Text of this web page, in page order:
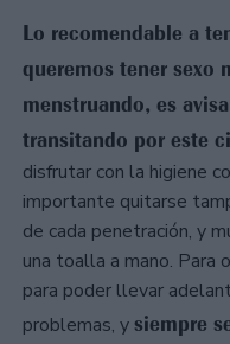
Lo recomendable a
queremos tener sexo
menstruando, es
transitando por este
disfrutar con la higiene
importante quitarse
de cada penetración, y
una toalla a mano. Para
para poder llevar
problemas, y siempre